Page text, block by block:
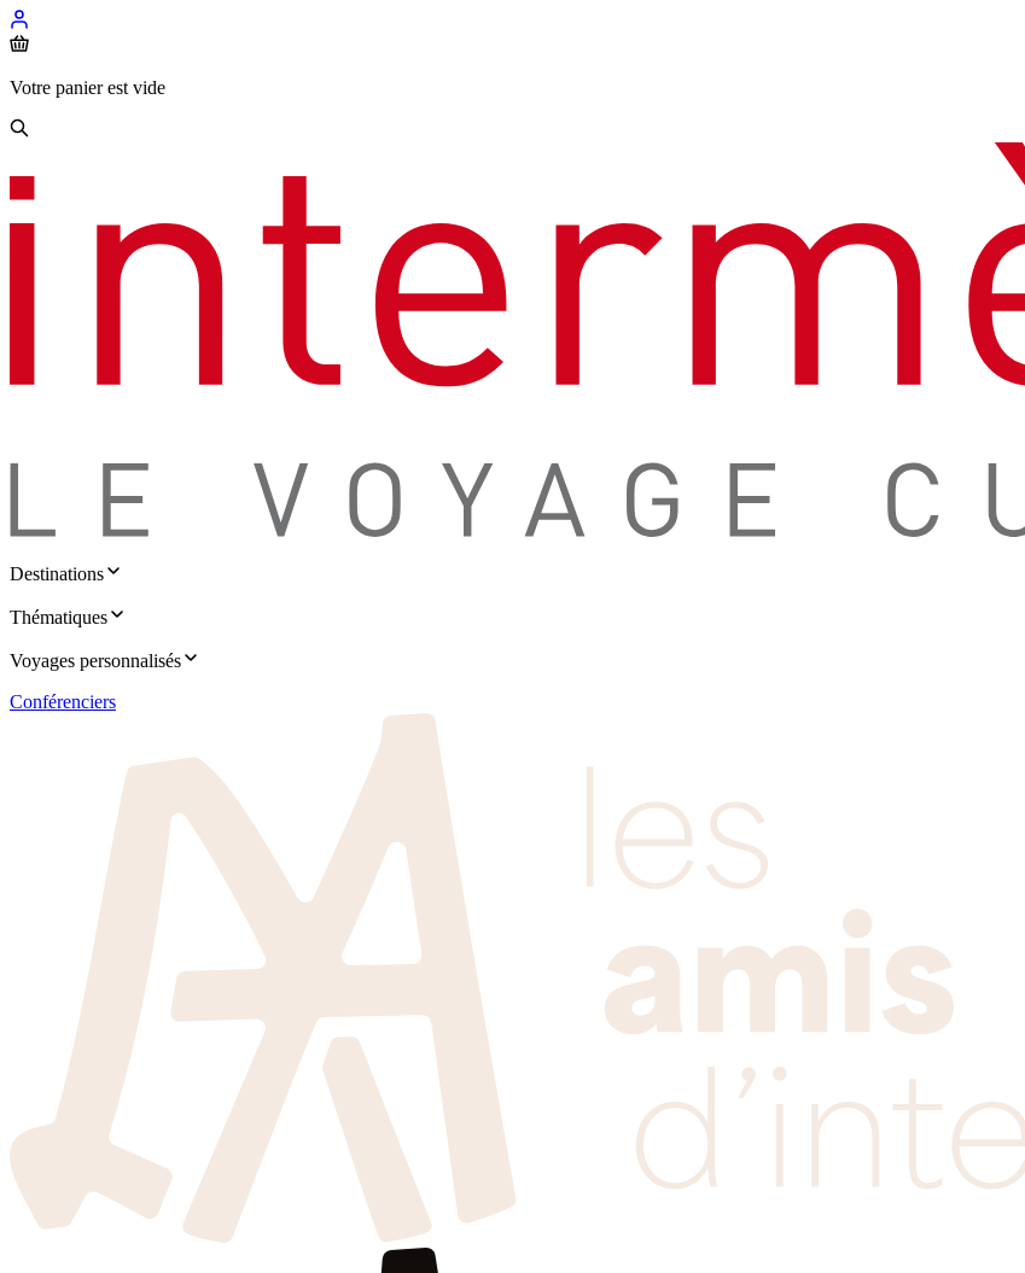
Votre panier est vide
Destinations
Thématiques
Voyages personnalisés
Conférenciers